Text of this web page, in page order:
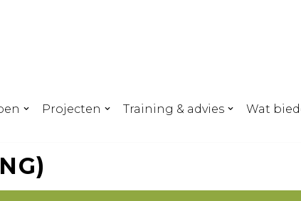
Projecten Training & advies Wat